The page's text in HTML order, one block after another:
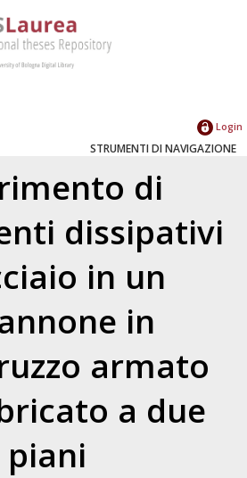
Login
STRUMENTI DI NAVIGAZIONE
di
dissipativi
in un
in
armato
a due
piani